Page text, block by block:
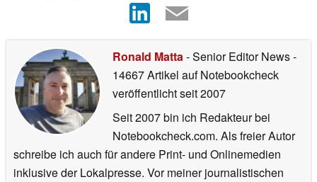
Ronald Matta- Senior Editor News-
14667 Artikel auf Notebookcheck
veröffentlichtseit 2007
Seit 2007 bin ich Redakteur bei
Notebookcheck.com. Als freier Autor
schreibe ich auch für andere Print- und Onlinemedien
inklusive der Lokalpresse. Vor meiner journalistischen